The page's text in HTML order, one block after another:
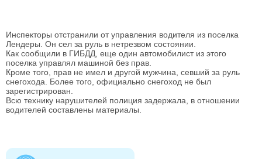
Инспекторы отстранили от управления водителя из поселка
Лендеры. Он сел за руль в нетрезвом состоянии.
Как сообщили в ГИБДД, еще один автомобилист из этого
поселка управлял машиной без прав.
Кроме того, прав не имел и другой мужчина, севший за руль
снегохода. Более того, официально снегоход не был
зарегистрирован.
Всю технику нарушителей полиция задержала, в отношении
водителей составлены материалы.